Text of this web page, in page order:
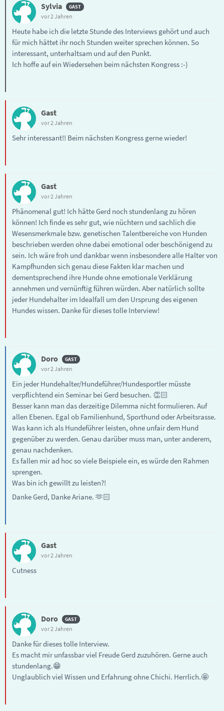
Sylvia
vor 2 Jahren
Heute habe ich die letzte Stunde des Interviews gehört und auch
für mich hättet ihr noch Stunden weiter sprechen können. So
interessant, unterhaltsam und auf den Punkt.
Ich hoffe auf ein Wiedersehen beim nächsten Kongress :-)
Gast
vor 2 Jahren
Sehr interessant!! Beim nächsten Kongress gerne wieder!
Gast
vor 2 Jahren
Phänomenal gut! Ich hätte Gerd noch stundenlang zu hören
können! Ich finde es sehr gut, wie nüchtern und sachlich die
Wesensmerkmale bzw. genetischen Talentbereiche von Hunden
beschrieben werden ohne dabei emotional oder beschönigend zu
sein. Ich wäre froh und dankbar wenn insbesondere alle Halter von
Kampfhunden sich genau diese Fakten klar machen und
dementsprechend ihre Hunde ohne emotionale Verklärung
annehmen und vernünftig führen würden. Aber natürlich sollte
jeder Hundehalter im Idealfall um den Ursprung des eigenen
Hundes wissen. Danke für dieses tolle Interview!
Doro
vor 2 Jahren
Ein jeder Hundehalter/Hundeführer/Hundesportler müsste
verpflichtend ein Seminar bei Gerd besuchen. 👏🏻
Besser kann man das derzeitige Dilemma nicht formulieren. Auf
allen Ebenen. Egal ob Familienhund, Sporthund oder Arbeitsrasse.
Was kann ich als Hundeführer leisten, ohne unfair dem Hund
gegenüber zu werden. Genau darüber muss man, unter anderem,
genau nachdenken.
Es fallen mir ad hoc so viele Beispiele ein, es würde den Rahmen
sprengen.
Was bin ich gewillt zu leisten?!
Danke Gerd, Danke Ariane. 🫶🏻
Gast
vor 2 Jahren
Cutness
Doro
vor 2 Jahren
Danke für dieses tolle Interview.
Es macht mir unfassbar viel Freude Gerd zuzuhören. Gerne auch
stundenlang.😁
Unglaublich viel Wissen und Erfahrung ohne Chichi. Herrlich.🤩